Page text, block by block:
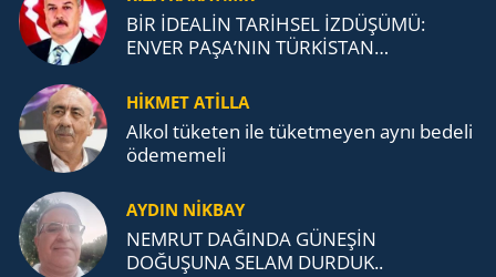
BİR İDEALİN TARİHSEL İZDÜŞÜMÜ:
ENVER PAŞA’NIN TÜRKİSTAN
TEŞKİLATI’NA UZANAN MİRASI
HİKMET ATİLLA
Alkol tü­ke­ten ile tü­ket­me­yen aynı be­de­li
öde­me­me­li
AYDIN NİKBAY
NEMRUT DAĞINDA GÜNEŞİN
DOĞUŞUNA SELAM DURDUK..